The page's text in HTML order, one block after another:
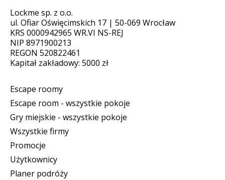
Lockme sp. z o.o.
ul. Ofiar Oświęcimskich 17 | 50-069 Wrocław
KRS 0000942965 WR.VI NS-REJ
NIP 8971900213
REGON 520822461
Kapitał zakładowy: 5000 zł
Escape roomy
Escape room - wszystkie pokoje
Gry miejskie - wszystkie pokoje
Wszystkie firmy
Promocje
Użytkownicy
Planer podróży